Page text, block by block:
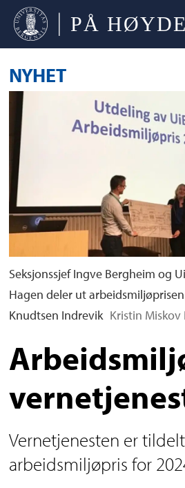
NYHET
Seksjonssjef Ingve Bergheim og
Hagen deler ut
Knudtsen Indrevik Kristin
Vernetjenesten er
arbeidsmiljøpris for